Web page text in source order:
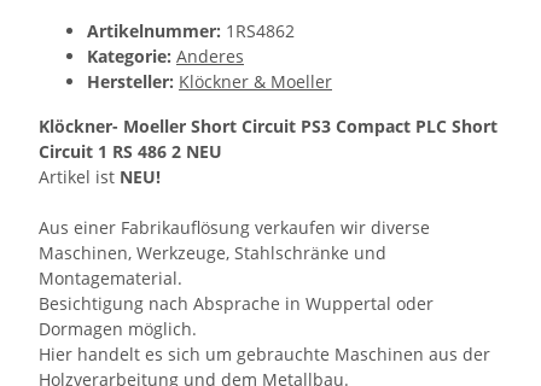
Artikelnummer: 1RS4862
Kategorie: Anderes
Hersteller: Klöckner & Moeller
Klöckner- Moeller Short Circuit PS3 Compact PLC Short
Circuit 1 RS 486 2 NEU
Artikel ist NEU!
Aus einer Fabrikauflösung verkaufen wir diverse
Maschinen, Werkzeuge, Stahlschränke und
Montagematerial.
Besichtigung nach Absprache in Wuppertal oder
Dormagen möglich.
Hier handelt es sich um gebrauchte Maschinen aus der
Holzverarbeitung und dem Metallbau.